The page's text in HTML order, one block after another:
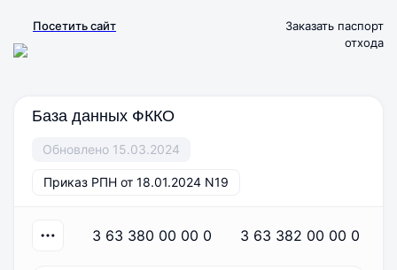
Посетить сайт
Заказать паспорт
отхода
База данных ФККО
Обновлено 15.03.2024
Приказ РПН от 18.01.2024 N19
3 63 380 00 00 0 3 63 382 00 00 0